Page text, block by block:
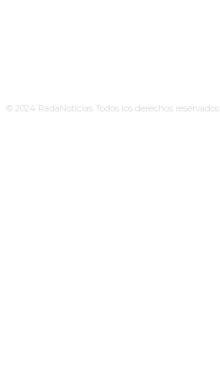
© 2024 RadaNoticias Todos los derechos reservados